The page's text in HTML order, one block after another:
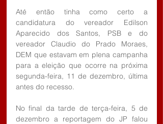
Até então tinha como certo a
candidatura do vereador Edilson
Aparecido dos Santos, PSB e do
vereador Claudio do Prado Moraes,
DEM que estavam em plena campanha
para a eleição que ocorre na próxima
segunda-feira, 11 de dezembro, última
antes do recesso.
No final da tarde de terça-feira, 5 de
dezembro a reportagem do JP falou